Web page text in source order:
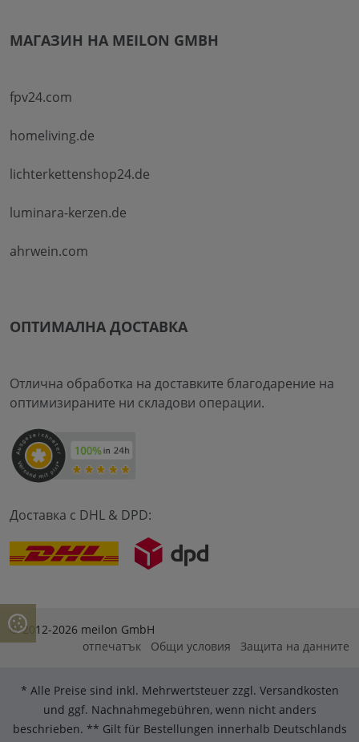
МАГАЗИН НА MEILON GMBH
fpv24.com
homeliving.de
lichterkettenshop24.de
luminara-kerzen.de
ahrwein.com
ОПТИМАЛНА ДОСТАВКА
Отлична обработка на доставките благодарение на
оптимизираните ни складови операции.
Доставка с DHL & DPD:
© 2012-2026 meilon GmbH
отпечатък
Общи условия Защита на данните
* Alle Preise sind inkl. Mehrwertsteuer zzgl. Versandkosten
und ggf. Nachnahmegebühren, wenn nicht anders
beschrieben. ** Gilt für Bestellungen innerhalb Deutschlands